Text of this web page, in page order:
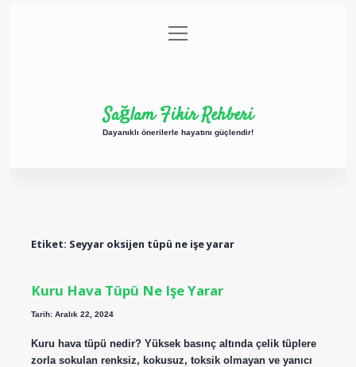
Gizlilik Politikası
menüyü
aç
Sağlam Fikir Rehberi
Dayanıklı önerilerle hayatını güçlendir!
Etiket: Seyyar oksijen tüpü ne işe yarar
Kuru Hava Tüpü Ne Işe Yarar
Tarih: Aralık 22, 2024
Kuru hava tüpü nedir? Yüksek basınç altında çelik tüplere
zorla sokulan renksiz, kokusuz, toksik olmayan ve yanıcı